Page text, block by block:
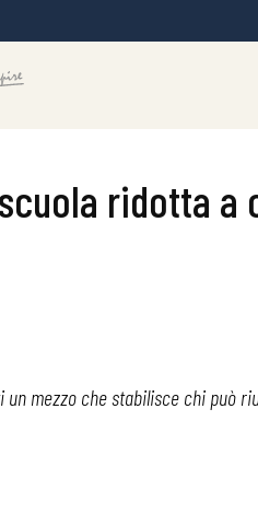
ridotta
un mezzo che stabilisce chi può